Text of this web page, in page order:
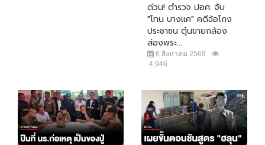
ด่วน! ตำรวจ ปอศ. จับ
"โทน บางแค" คดีฉ้อโกง
ประชาชน ตุ๋นขายกล้อง
ส่องพระ...
6 สิงหาคม 2569
4,946